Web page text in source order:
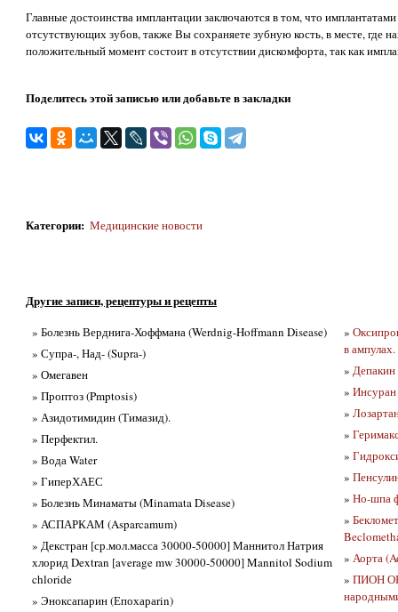
Главные достоинства имплантации заключаются в том, что
отсутствующих зубов, также Вы сохраняете зубную кость, в месте, где
положительный момент состоит в отсутствии дискомфорта, так как
Поделитесь этой записью или добавьте в закладки
Категории: Медицинские новости
Другие записи, рецептуры и рецепты
» Болезнь Верднига-Хоффмана (Werdnig-Hoffmann Disease)
» Супра-, Над- (Supra-)
» Омегавен
» Проптоз (Pmptosis)
» Азидотимидин (Тимазид).
» Перфектил.
» Вода Water
» ГиперХАЕС
» Болезнь Минаматы (Minamata Disease)
» АСПАРКАМ (Asparcamum)
» Декстран [ср.мол.масса 30000-50000] Маннитол Натрия
хлорид Dextran [average mw 30000-50000] Mannitol Sodium
chloride
» Эноксапарин (Епохараrin)
»
в ампулах.
»
»
»
»
»
»
» Но-шпа
»
» Аорта
» ПИОН